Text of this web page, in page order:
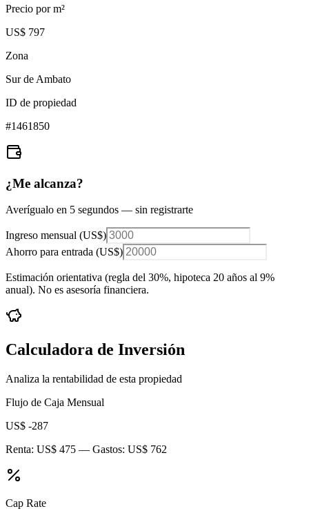
Precio por m²
US$ 797
Zona
Sur de Ambato
ID de propiedad
#1461850
¿Me alcanza?
Averígualo en 5 segundos — sin registrarte
Ingreso mensual (US$)
Ahorro para entrada (US$)
Estimación orientativa (regla del 30%, hipoteca 20 años al 9%
anual). No es asesoría financiera.
Calculadora de Inversión
Analiza la rentabilidad de esta propiedad
Flujo de Caja Mensual
US$ -287
Renta: US$ 475 — Gastos: US$ 762
Cap Rate